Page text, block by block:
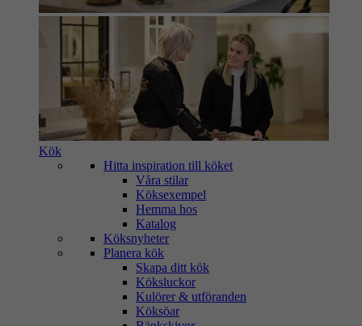
Kök
Hitta inspiration till köket
Våra stilar
Köksexempel
Hemma hos
Katalog
Köksnyheter
Planera kök
Skapa ditt kök
Köksluckor
Kulörer & utföranden
Köksöar